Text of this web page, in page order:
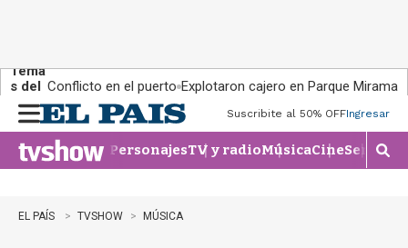
Tema
s del
día:
Conflicto en el puerto Explotaron cajero en Parque Miramar
n
u
Suscribite al 50% OFFIngresar
PersonajesTV y radioMúsicaCineSeries
M
o
EL PAÍS TVSHOW MÚSICA